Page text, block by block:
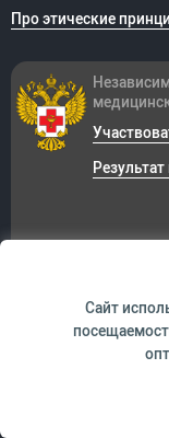
Про этические
Корпоративные
Онкологический
Сайт